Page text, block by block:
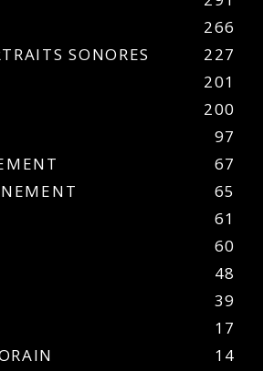
266
SONORES
227
201
200
97
67
65
61
60
48
39
17
14